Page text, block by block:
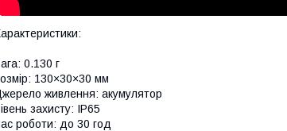
0.130 г
130×30×30 мм
живлення: акумулятор
захисту: IP65
роботи: до 30 год